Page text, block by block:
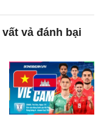
vả đánh bại